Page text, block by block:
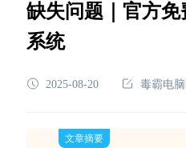
缺失问题｜官方免
系统
2025-08-20 毒霸电
文章摘要